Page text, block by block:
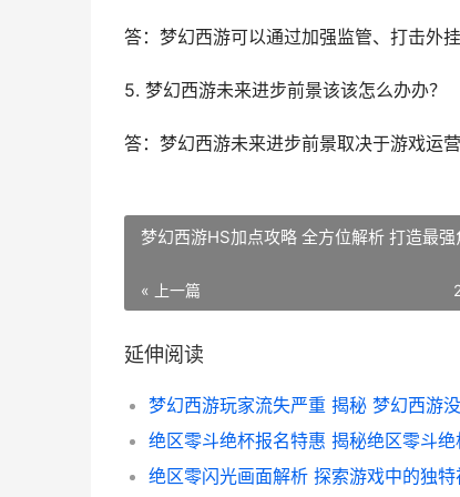
答：梦幻西游可以通过加强监管、打击外
5. 梦幻西游未来进步前景该该怎么办办？
答：梦幻西游未来进步前景取决于游戏运
梦幻西游HS加点攻略 全方位解析 打造最强
« 上一篇
延伸阅读
绝区零闪光画面解析 探索游戏中的独